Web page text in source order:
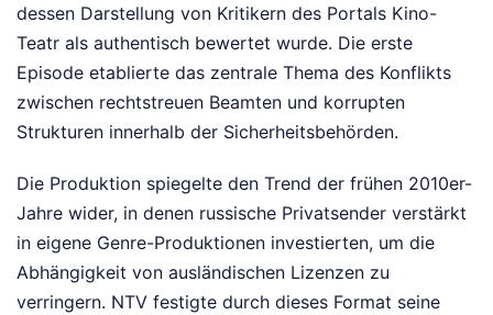
dessen Darstellung von Kritikern des Portals Kino-
Teatr als authentisch bewertet wurde. Die erste
Episode etablierte das zentrale Thema des Konflikts
zwischen rechtstreuen Beamten und korrupten
Strukturen innerhalb der Sicherheitsbehörden.
Die Produktion spiegelte den Trend der frühen 2010er-
Jahre wider, in denen russische Privatsender verstärkt
in eigene Genre-Produktionen investierten, um die
Abhängigkeit von ausländischen Lizenzen zu
verringern. NTV festigte durch dieses Format seine